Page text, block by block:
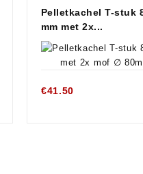
Pelletkachel T-stuk
mm met 2x...
€41.50